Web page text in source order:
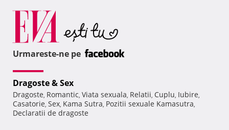
Urmareste-ne pe
Dragoste & Sex
Dragoste, Romantic, Viata sexuala, Relatii, Cuplu, Iubire,
Casatorie, Sex, Kama Sutra, Pozitii sexuale Kamasutra,
Declaratii de dragoste